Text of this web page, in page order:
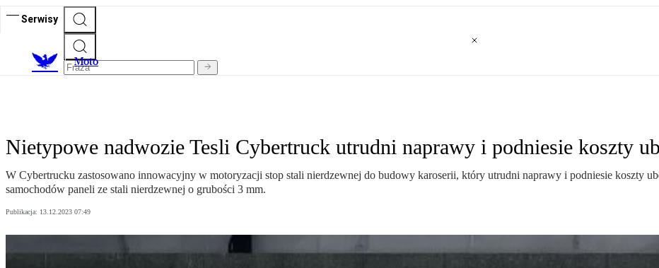
Serwisy
Moto
Nietypowe nadwozie Tesli Cybertruck utrudni naprawy i podniesie koszty
W Cybertrucku zastosowano innowacyjny w motoryzacji stop stali nierdzewnej do budowy karoserii, który utrudni naprawy i podniesie koszty
samochodów paneli ze stali nierdzewnej o grubości 3 mm.
Publikacja: 13.12.2023 07:49